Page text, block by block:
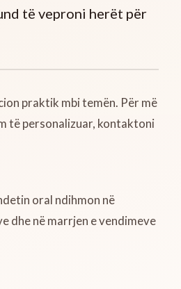
të veproni herët për
praktik mbi temën. Për më
të personalizuar, kontaktoni
oral ndihmon në
dhe në marrjen e vendimeve